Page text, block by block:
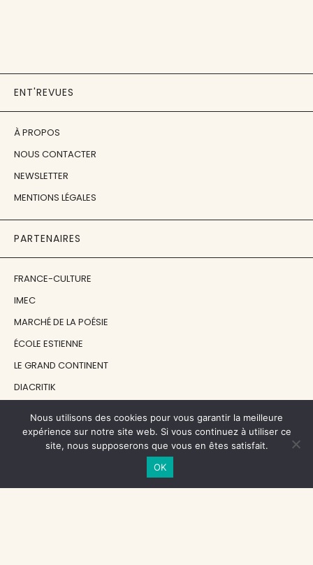
ENT'REVUES
À PROPOS
NOUS CONTACTER
NEWSLETTER
MENTIONS LÉGALES
PARTENAIRES
FRANCE-CULTURE
IMEC
MARCHÉ DE LA POÉSIE
ÉCOLE ESTIENNE
LE GRAND CONTINENT
DIACRITIK
NOS SOUTIENS
CENTRE NATIONAL DU LIVRE
Nous utilisons des cookies pour vous garantir la meilleure
expérience sur notre site web. Si vous continuez à utiliser ce
site, nous supposerons que vous en êtes satisfait.
OK